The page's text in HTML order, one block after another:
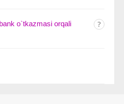
o`tkazmasi orqali